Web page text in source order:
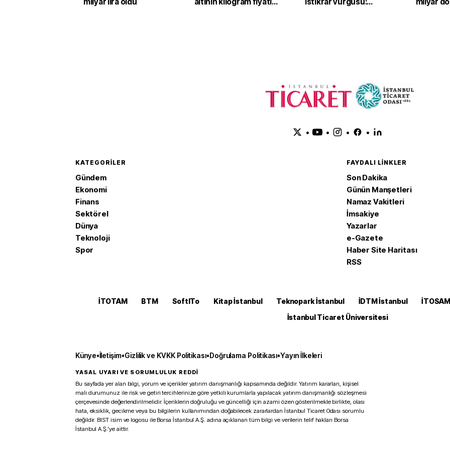
• • • •
KATEGORILER
Gündem
Ekonomi
Finans
Sektörel
Dünya
Teknoloji
Spor
FAYDALI LINKLER
Son Dakika
Günün Manşetleri
Namaz Vakitleri
İmsakiye
Yazarlar
e-Gazete
Haber Site Haritası
RSS
İTOTAM BTM SoftITo Kitap İstanbul Teknopark İstanbul İDTM İstanbul İTOSAM
İstanbul Ticaret Üniversitesi
Künye•İletişim•Gizlilik ve KVKK Politikası•Doğrulama Politikası•Yayın İlkeleri
YASAL UYARI VE SORUMLULUK REDDİ
Bu sayfada yer alan bilgi, yorum ve içerikler yatırım danışmanlığı kapsamında değildir. Yatırım kararları, kişisel
mali durumunuz ile risk ve getiri tercihlerinize göre yetkili kurumlarla yapılacak yatırım danışmanlığı sözleşmesi
çerçevesinde değerlendirilmelidir. İçeriklerin doğruluğu ve güncelliği için azami özen gösterilmekle birlikte, olası
hata, eksiklik, gecikme veya bu bilgilerin kullanımından doğabilecek zararlardan İstanbul Ticaret Odası sorumlu
değildir. BIST isim ve logosu ile Borsa İstanbul A.Ş. adına açıklanan tüm bilgi ve verilerin telif hakları Borsa
İstanbul A.Ş.’ye aittir.